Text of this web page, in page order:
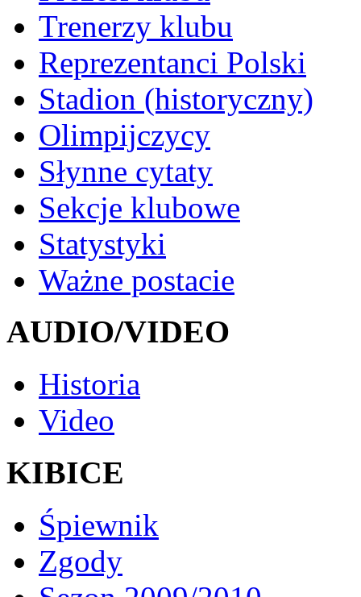
Trenerzy klubu
Reprezentanci Polski
Stadion (historyczny)
Olimpijczycy
Słynne cytaty
Sekcje klubowe
Statystyki
Ważne postacie
AUDIO/VIDEO
Historia
Video
KIBICE
Śpiewnik
Zgody